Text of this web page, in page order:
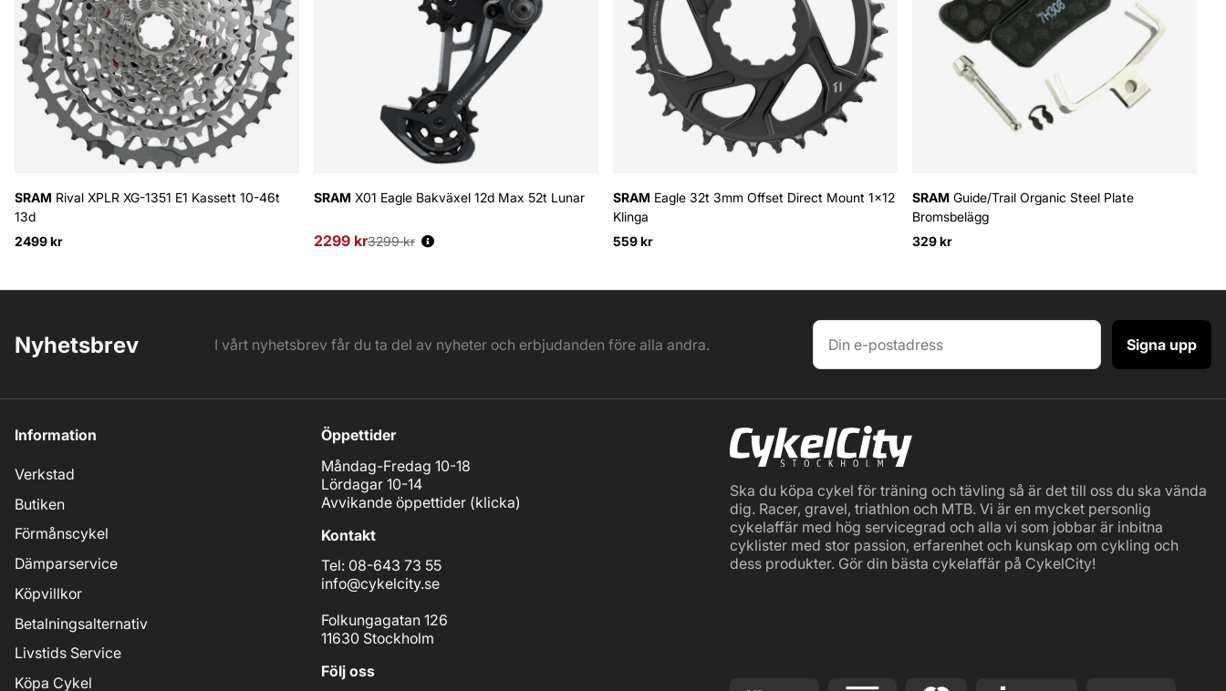
SRAM Rival XPLR XG-1351 E1 Kassett 10-46t
13d
2499 kr
SRAM X01 Eagle Bakväxel 12d Max 52t Lunar
2299 kr
Ordinarie pris:
3299 kr
SRAM Eagle 32t 3mm Offset Direct Mount 1x12
Klinga
559 kr
SRAM Guide/Trail Organic Steel Plate
Bromsbelägg
329 kr
Nyhetsbrev I vårt nyhetsbrev får du ta del av nyheter och erbjudanden före alla andra. Signa upp
Information
Verkstad
Butiken
Förmånscykel
Dämparservice
Köpvillkor
Betalningsalternativ
Livstids Service
Köpa Cykel
Öppettider
Måndag-Fredag 10-18
Lördagar 10-14
Avvikande öppettider (klicka)
Kontakt
Tel: 08-643 73 55
info@cykelcity.se
Folkungagatan 126
11630 Stockholm
Följ oss
Ska du köpa cykel för träning och tävling så är det till oss du ska vända
dig. Racer, gravel, triathlon och MTB. Vi är en mycket personlig
cykelaffär med hög servicegrad och alla vi som jobbar är inbitna
cyklister med stor passion, erfarenhet och kunskap om cykling och
dess produkter. Gör din bästa cykelaffär på CykelCity!